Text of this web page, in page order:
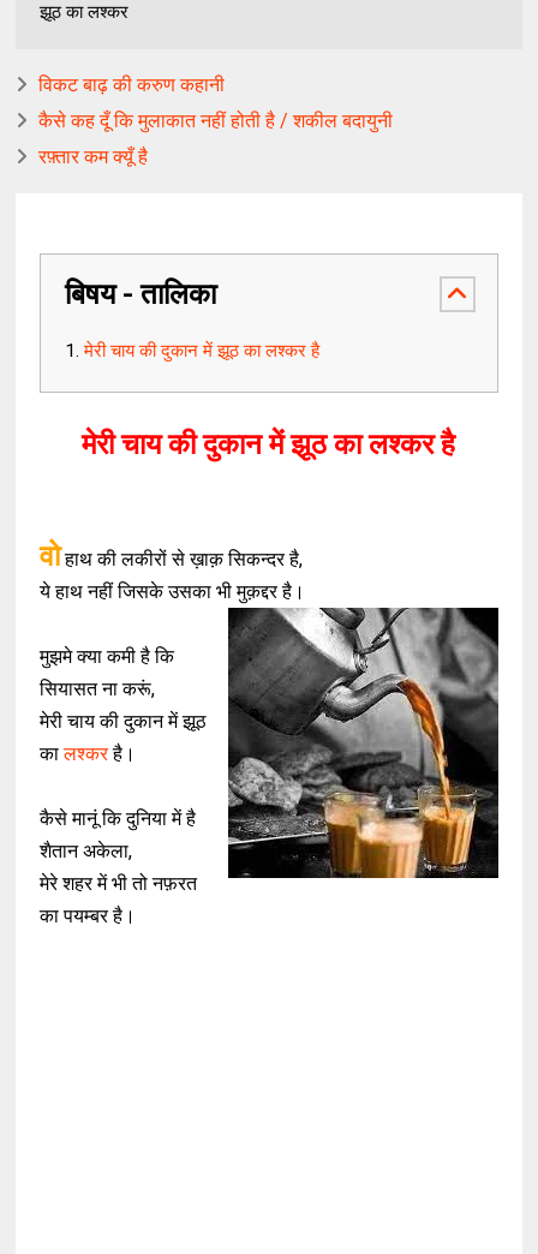
झूठ का लश्कर
विकट बाढ़ की करुण कहानी
कैसे कह दूँ कि मुलाकात नहीं होती है / शकील बदायुनी
रफ़्तार कम क्यूँ है
बिषय - तालिका
मेरी चाय की दुकान में झूठ का लश्कर है
मेरी चाय की दुकान में झूठ का लश्कर है
वोहाथ की लकीरों से ख़ाक़ सिकन्दर है,
ये हाथ नहीं जिसके उसका भी मुक़द्दर है।
मुझमे क्या कमी है कि
सियासत ना करूं,
मेरी चाय की दुकान में झूठ
कालश्करहै।
कैसे मानूं कि दुनिया में है
शैतान अकेला,
मेरे शहर में भी तो नफ़रत
का पयम्बर है।